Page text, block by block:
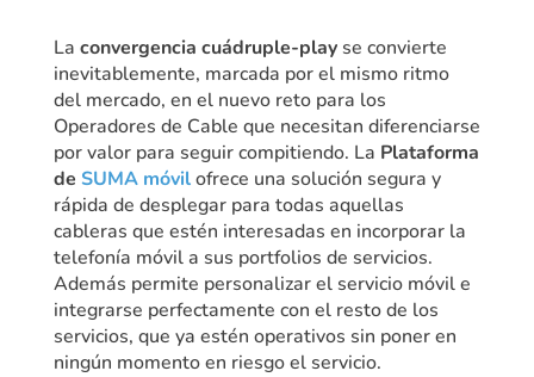
La convergencia cuádruple-playse convierte
inevitablemente, marcada por el mismo ritmo
del mercado, en el nuevo reto para los
Operadores de Cable que necesitan diferenciarse
por valor para seguir compitiendo. La Plataforma
de SUMA móvilofrece una solución segura y
rápida de desplegar para todas aquellas
cableras que estén interesadas en incorporar la
telefonía móvil a sus portfolios de servicios.
Además permite personalizar el servicio móvil e
integrarse perfectamente con el resto de los
servicios, que ya estén operativos sin poner en
ningún momento en riesgo el servicio.